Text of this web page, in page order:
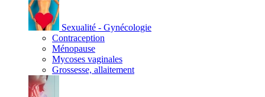
Sexualité - Gynécologie
Contraception
Ménopause
Mycoses vaginales
Grossesse, allaitement